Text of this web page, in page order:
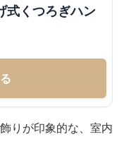
式くつろぎハン
りが印象的な、室内